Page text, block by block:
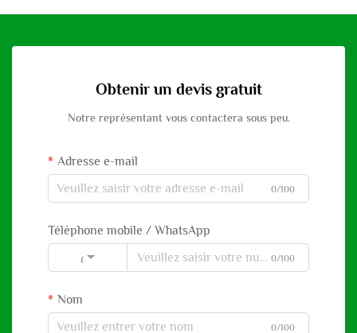
Obtenir un devis gratuit
Notre représentant vous contactera sous peu.
Adresse e-mail
0/100
Téléphone mobile / WhatsApp
Code 0/100
Nom
0/100